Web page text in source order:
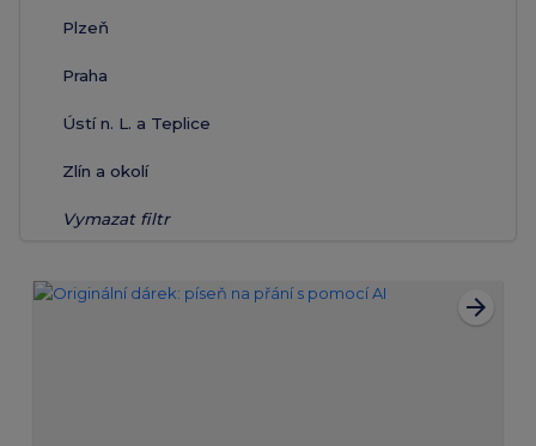
Plzeň
Praha
Ústí n. L. a Teplice
Zlín a okolí
Vymazat filtr
arrow_forward